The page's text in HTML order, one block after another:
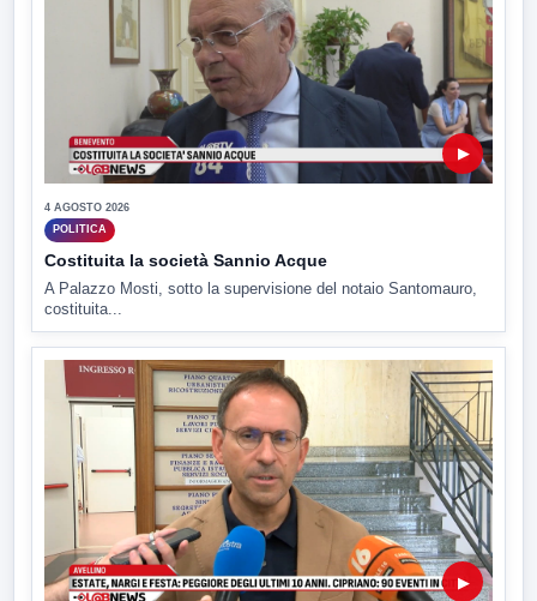
▶
4 AGOSTO 2026
POLITICA
Costituita la società Sannio Acque
A Palazzo Mosti, sotto la supervisione del notaio Santomauro,
costituita...
▶